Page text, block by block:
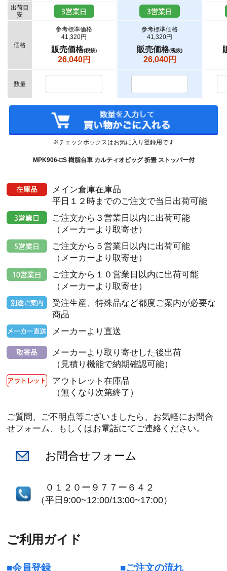
※チェックボックスはお気に入り登録用です
MPK906-□S 樹脂台車 カルティオビッグ 折畳 ストッパー付
出荷目
安
価格
数量
参考標準価格
41,320円
販売価格(税抜)
26,040円
参考標準価格
41,320円
販売価格(税抜)
26,040円
メイン倉庫在庫品
平日１２時までのご注文で当日出荷可能
ご注文から３営業日以内に出荷可能
（メーカーより取寄せ）
ご注文から５営業日以内に出荷可能
（メーカーより取寄せ）
ご注文から１０営業日以内に出荷可能
（メーカーより取寄せ）
受注生産、特殊品など都度ご案内が必要な
商品
メーカーより直送
メーカーより取り寄せした後出荷
（見積り機能で納期確認可能）
アウトレット在庫品
（無くなり次第終了）
ご質問、ご不明点等ございましたら、お気軽にお問合
せフォーム、もしくはお電話にてご連絡ください。
お問合せフォーム
０１２０ー９７７ー６４２
（平日9:00~12:00/13:00~17:00）
ご利用ガイド
会員登録 ご注文の流れ